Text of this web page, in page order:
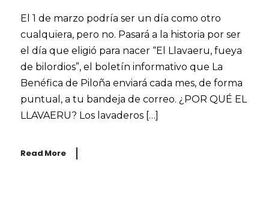
El 1 de marzo podría ser un día como otro
cualquiera, pero no. Pasará a la historia por ser
el día que eligió para nacer “El Llavaeru, fueya
de bilordios”, el boletín informativo que La
Benéfica de Piloña enviará cada mes, de forma
puntual, a tu bandeja de correo. ¿POR QUÉ EL
LLAVAERU? Los lavaderos […]
Read More